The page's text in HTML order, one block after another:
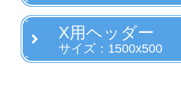
X用ヘッダー
サイズ：1500x500